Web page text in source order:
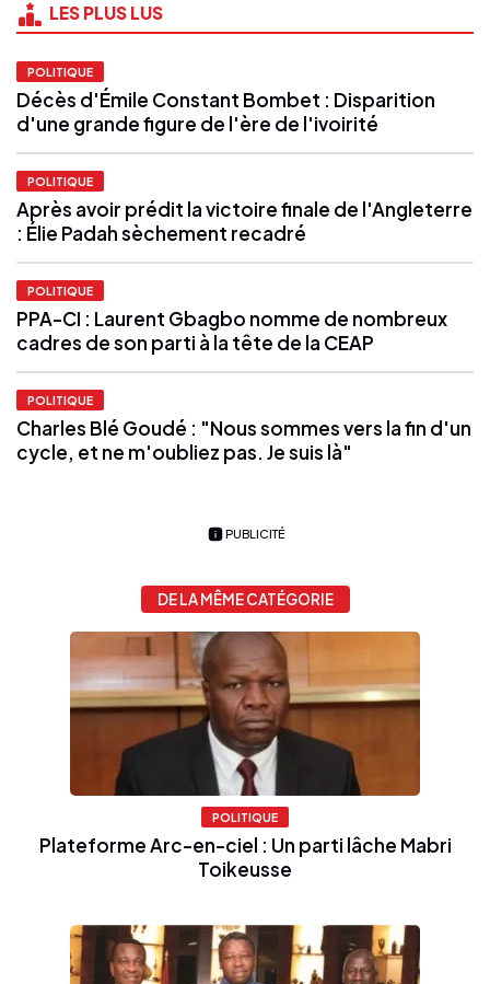
LES PLUS LUS
POLITIQUE
Décès d'Émile Constant Bombet : Disparition
d'une grande figure de l'ère de l'ivoirité
POLITIQUE
Après avoir prédit la victoire finale de l'Angleterre
: Élie Padah sèchement recadré
POLITIQUE
PPA-CI : Laurent Gbagbo nomme de nombreux
cadres de son parti à la tête de la CEAP
POLITIQUE
Charles Blé Goudé : "Nous sommes vers la fin d'un
cycle, et ne m'oubliez pas. Je suis là"
PUBLICITÉ
DE LA MÊME CATÉGORIE
POLITIQUE
Plateforme Arc-en-ciel : Un parti lâche Mabri
Toikeusse